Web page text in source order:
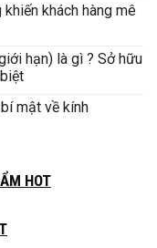
khách hàng mê
hạn) là gì ? Sở hữu
mật về kính
HOT